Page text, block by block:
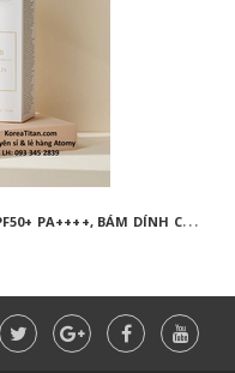
K
EM NỀN CHỐNG TIA UV CỰC MẠNH SPF50+ PA++++, BÁM DÍNH CAO, KHÔNG VÓN CỤC, DƯỠNG ẨM VÀ DƯỠNG TRẮNG DA HOÀN HẢO NO.23 (MÀU BEIGE) - ATOMY BB ABSOLUTE 23 - 애터미 앱솔루트 BB - АТОМИ АБСОЛЮТ BB №23